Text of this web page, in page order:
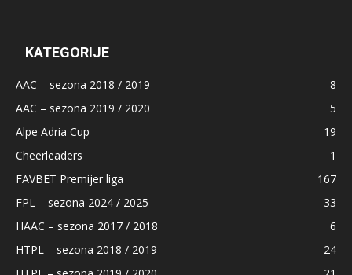
KATEGORIJE
AAC – sezona 2018 / 2019
8
AAC – sezona 2019 / 2020
5
Alpe Adria Cup
19
Cheerleaders
1
FAVBET Premijer liga
167
FPL – sezona 2024 / 2025
33
HAAC – sezona 2017 / 2018
6
HTPL – sezona 2018 / 2019
24